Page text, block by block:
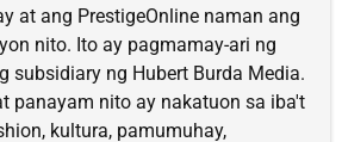
at ang PrestigeOnline naman ang
nito. Ito ay pagmamay-ari ng
subsidiary ng Hubert Burda Media.
panayam nito ay nakatuon sa iba't
kultura, pamumuhay,